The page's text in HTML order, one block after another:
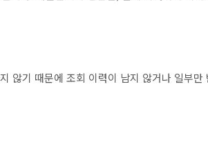
않기 때문에 조회 이력이 남지 않거나 일부만